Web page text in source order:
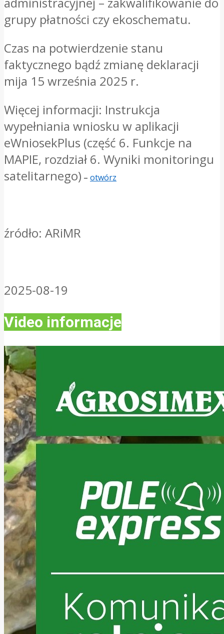
grupy płatności czy ekoschematu.
Czas na potwierdzenie stanu
faktycznego bądź zmianę deklaracji
mija 15 września 2025 r.
Więcej informacji: Instrukcja
wypełniania wniosku w aplikacji
eWniosekPlus (część 6. Funkcje na
MAPIE, rozdział 6. Wyniki monitoringu
satelitarnego) – otwórz
źródło: ARiMR
2025-08-19
Video informacje